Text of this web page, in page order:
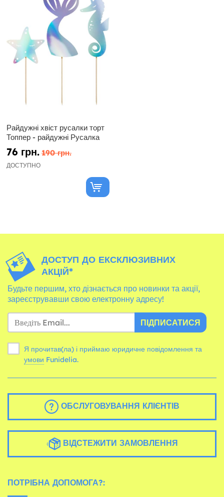
Райдужні хвіст русалки торт
Топпер - райдужні Русалка
76 грн. 190 грн.
ДОСТУПНО
ДОСТУП ДО ЕКСКЛЮЗИВНИХ
АКЦІЙ*
Будьте першим, хто дізнається про новинки та акції,
зареєструвавши свою електронну адресу!
ПІДПИСАТИСЯ
Я прочитав(ла) і приймаю юридичне повідомлення та
умови Funidelia.
ОБСЛУГОВУВАННЯ КЛІЄНТІВ
ВІДСТЕЖИТИ ЗАМОВЛЕННЯ
ПОТРІБНА ДОПОМОГА?: